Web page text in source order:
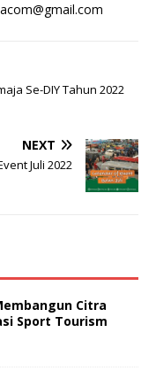
Se-DIY Tahun 2022
NEXT
Juli 2022
Citra
Sport Tourism